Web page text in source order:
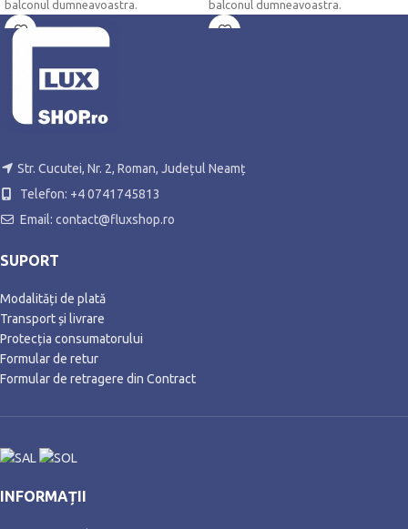
balconul dumneavoastra.
balconul dumneavoastra.
Str. Cucutei, Nr. 2, Roman, Județul Neamț
Telefon: +4 0741745813
Email: contact@fluxshop.ro
SUPORT
Modalități de plată
Transport și livrare
Protecția consumatorului
Formular de retur
Formular de retragere din Contract
INFORMAȚII